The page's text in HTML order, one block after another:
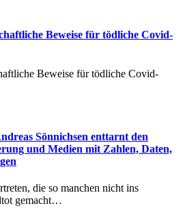
Beweise für tödliche Covid-
Beweise für tödliche Covid-
Sönnichsen enttarnt den
und Medien mit Zahlen, Daten,
die so manchen nicht ins
gemacht…